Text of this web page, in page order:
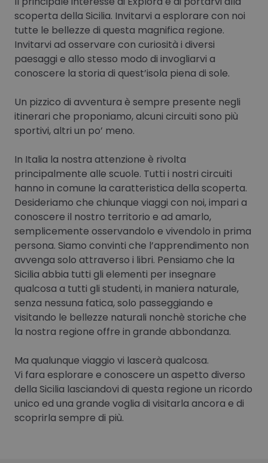
scoperta della Sicilia. Invitarvi a esplorare con noi
tutte le bellezze di questa magnifica regione.
Invitarvi ad osservare con curiosità i diversi
paesaggi e allo stesso modo di invogliarvi a
conoscere la storia di quest’isola piena di sole.
Un pizzico di avventura è sempre presente negli
itinerari che proponiamo, alcuni circuiti sono più
sportivi, altri un po’ meno.
In Italia la nostra attenzione è rivolta
principalmente alle scuole. Tutti i nostri circuiti
hanno in comune la caratteristica della scoperta.
Desideriamo che chiunque viaggi con noi, impari a
conoscere il nostro territorio e ad amarlo,
semplicemente osservandolo e vivendolo in prima
persona. Siamo convinti che l’apprendimento non
avvenga solo attraverso i libri. Pensiamo che la
Sicilia abbia tutti gli elementi per insegnare
qualcosa a tutti gli studenti, in maniera naturale,
senza nessuna fatica, solo passeggiando e
visitando le bellezze naturali nonchè storiche che
la nostra regione offre in grande abbondanza.
Ma qualunque viaggio vi lascerà qualcosa.
Vi fara esplorare e conoscere un aspetto diverso
della Sicilia lasciandovi di questa regione un ricordo
unico ed una grande voglia di visitarla ancora e di
scoprirla sempre di più.